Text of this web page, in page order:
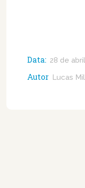
Data: 28 de
Autor Lucas